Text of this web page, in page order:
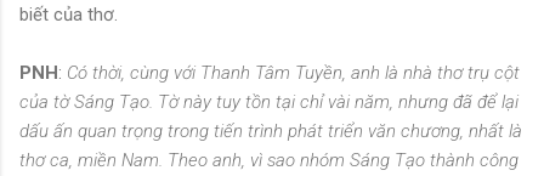
biết của thơ.
PNH: Có thời, cùng với Thanh Tâm Tuyền, anh là nhà thơ trụ cột
của tờ Sáng Tạo. Tờ này tuy tồn tại chỉ vài năm, nhưng đã để lại
dấu ấn quan trọng trong tiến trình phát triển văn chương, nhất là
thơ ca, miền Nam. Theo anh, vì sao nhóm Sáng Tạo thành công